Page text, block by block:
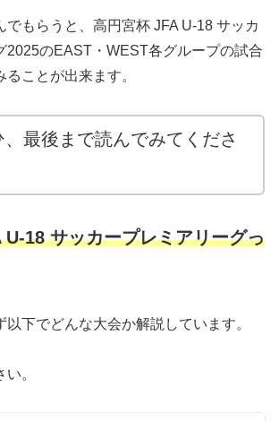
でもらうと、高円宮杯 JFA U-18 サッカ
2025のEAST・WEST各グループの試合
ことが出来ます。
、最後まで読んでみてくださ
U-18 サッカープレミアリーグっ
以下でどんな大会か解説しています。
。